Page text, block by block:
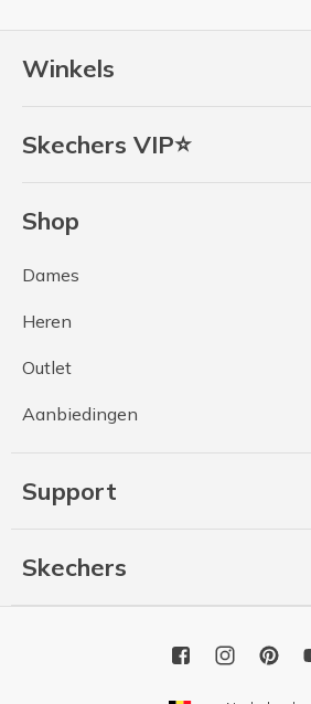
Winkels
Skechers VIP⭐
Shop
Dames
Heren
Outlet
Aanbiedingen
Support
Skechers